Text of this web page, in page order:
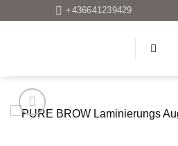
+436641239429